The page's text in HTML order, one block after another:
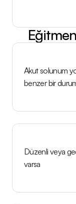
Akut solunum
benzer bir
Düzenli veya
varsa